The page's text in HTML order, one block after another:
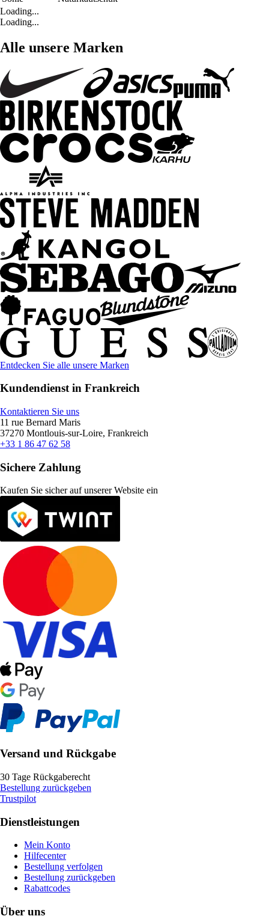
Loading...
Loading...
Alle unsere Marken
Entdecken Sie alle unsere Marken
Kundendienst in Frankreich
Kontaktieren Sie uns
11 rue Bernard Maris
37270 Montlouis-sur-Loire, Frankreich
+33 1 86 47 62 58
Sichere Zahlung
Kaufen Sie sicher auf unserer Website ein
Versand und Rückgabe
30 Tage Rückgaberecht
Bestellung zurückgeben
Trustpilot
Dienstleistungen
Mein Konto
Hilfecenter
Bestellung verfolgen
Bestellung zurückgeben
Rabattcodes
Über uns